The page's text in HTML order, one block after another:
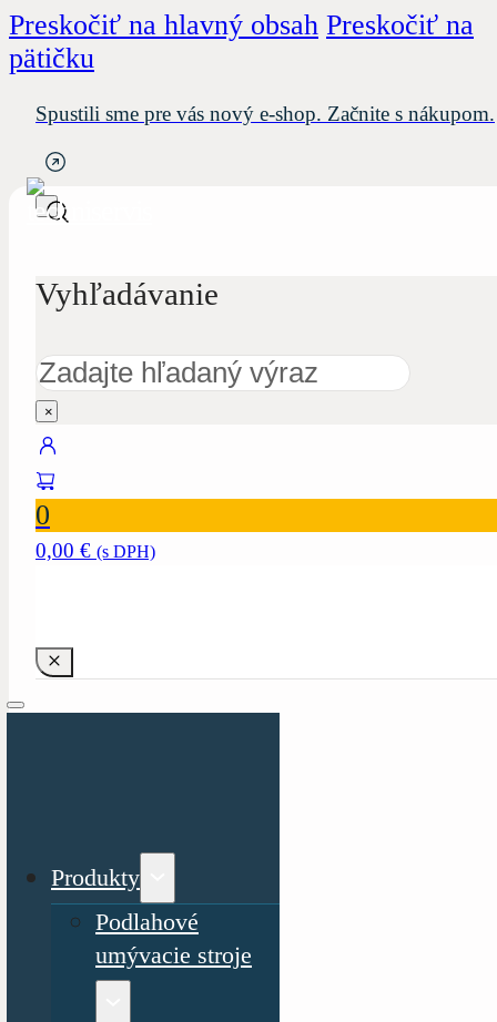
Preskočiť na hlavný obsah Preskočiť na
pätičku
Spustili sme pre vás nový e-shop. Začnite s nákupom.
Vyhľadávanie
Hľadať
×
0
0,00 € (s DPH)
Produkty
Podlahové
umývacie stroje